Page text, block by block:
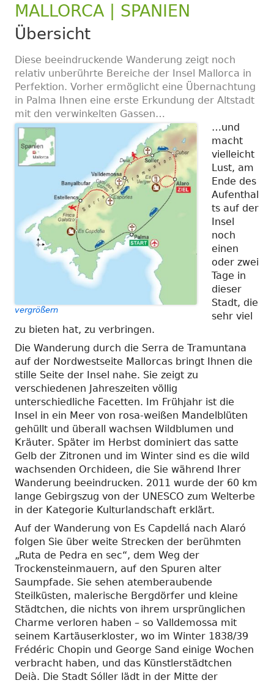
MALLORCA | SPANIEN
Übersicht
Diese beeindruckende Wanderung zeigt noch
relativ unberührte Bereiche der Insel Mallorca in
Perfektion. Vorher ermöglicht eine Übernachtung
in Palma Ihnen eine erste Erkundung der Altstadt
mit den verwinkelten Gassen…
vergrößern
…und
macht
vielleicht
Lust, am
Ende des
Aufenthal
ts auf der
Insel
noch
einen
oder zwei
Tage in
dieser
Stadt, die
sehr viel
zu bieten hat, zu verbringen.
Die Wanderung durch die Serra de Tramuntana
auf der Nordwestseite Mallorcas bringt Ihnen die
stille Seite der Insel nahe. Sie zeigt zu
verschiedenen Jahreszeiten völlig
unterschiedliche Facetten. Im Frühjahr ist die
Insel in ein Meer von rosa-weißen Mandelblüten
gehüllt und überall wachsen Wildblumen und
Kräuter. Später im Herbst dominiert das satte
Gelb der Zitronen und im Winter sind es die wild
wachsenden Orchideen, die Sie während Ihrer
Wanderung beeindrucken. 2011 wurde der 60 km
lange Gebirgszug von der UNESCO zum Welterbe
in der Kategorie Kulturlandschaft erklärt.
Auf der Wanderung von Es Capdellá nach Alaró
folgen Sie über weite Strecken der berühmten
„Ruta de Pedra en sec“, dem Weg der
Trockensteinmauern, auf den Spuren alter
Saumpfade. Sie sehen atemberaubende
Steilküsten, malerische Bergdörfer und kleine
Städtchen, die nichts von ihrem ursprünglichen
Charme verloren haben – so Valldemossa mit
seinem Kartäuserkloster, wo im Winter 1838/39
Frédéric Chopin und George Sand einige Wochen
verbracht haben, und das Künstlerstädtchen
Deià. Die Stadt Sóller lädt in der Mitte der